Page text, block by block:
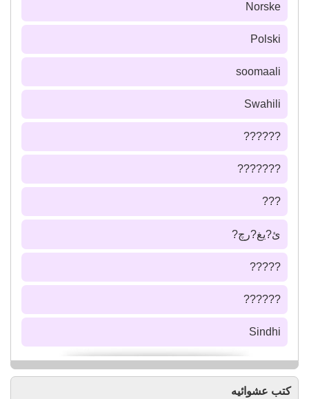
Norske
Polski
soomaali
Swahili
??????
???????
???
ئ?يغ?رچ?
?????
??????
Sindhi
كتب عشوائيه